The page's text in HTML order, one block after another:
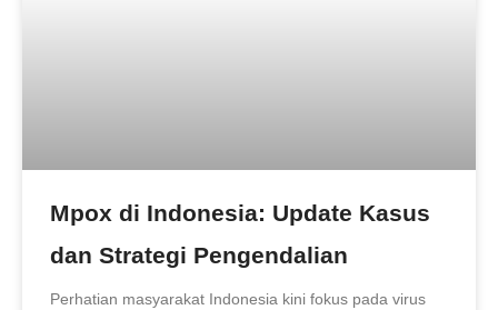
Mpox di Indonesia: Update Kasus
dan Strategi Pengendalian
Perhatian masyarakat Indonesia kini fokus pada virus